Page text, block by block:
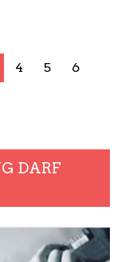
4 5
6
DARF